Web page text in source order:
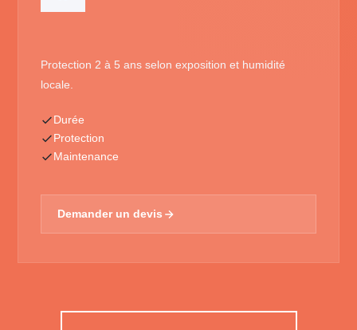
Protection 2 à 5 ans selon exposition et humidité
locale.
Durée
Protection
Maintenance
Demander un devis